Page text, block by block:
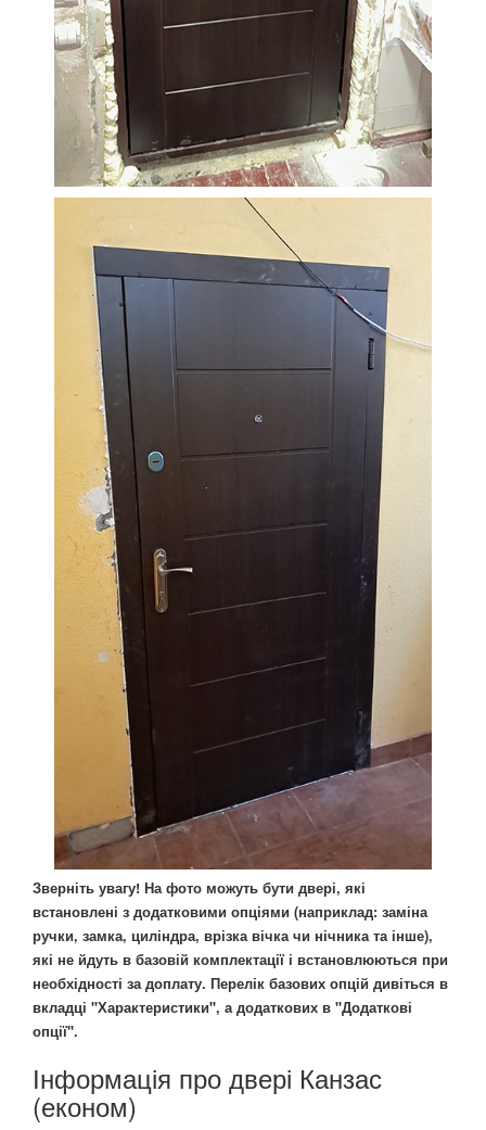
Зверніть увагу! На фото можуть бути двері, які
встановлені з додатковими опціями (наприклад: заміна
ручки, замка, циліндра, врізка вічка чи нічника та інше),
які не йдуть в базовій комплектації і встановлюються при
необхідності за доплату. Перелік базових опцій дивіться в
вкладці "Характеристики", а додаткових в "Додаткові
опції".
Інформація про двері Канзас
(економ)